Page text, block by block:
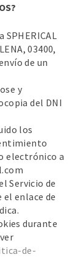
03400,
de un
y
del DNI
los
electrónico a
Servicio de
el enlace de
durante
de-